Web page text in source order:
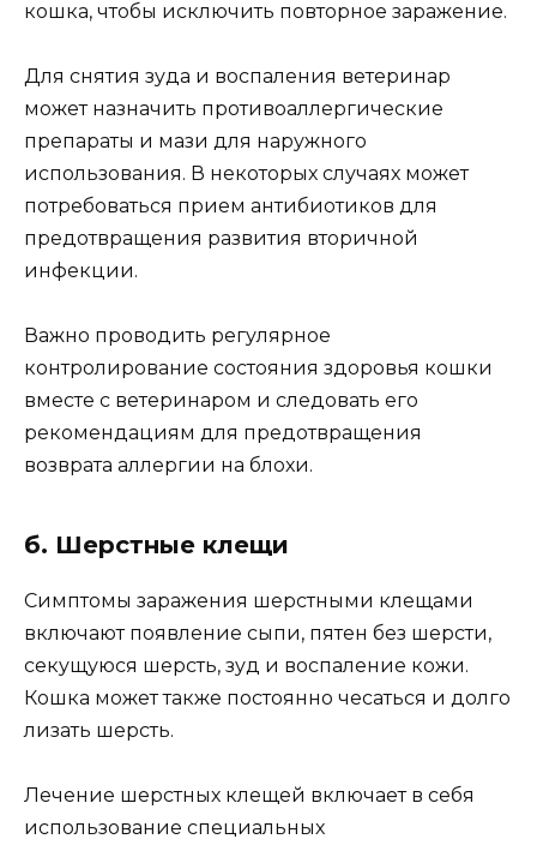
кошка, чтобы исключить повторное заражение.
Для снятия зуда и воспаления ветеринар
может назначить противоаллергические
препараты и мази для наружного
использования. В некоторых случаях может
потребоваться прием антибиотиков для
предотвращения развития вторичной
инфекции.
Важно проводить регулярное
контролирование состояния здоровья кошки
вместе с ветеринаром и следовать его
рекомендациям для предотвращения
возврата аллергии на блохи.
б. Шерстные клещи
Симптомы заражения шерстными клещами
включают появление сыпи, пятен без шерсти,
секущуюся шерсть, зуд и воспаление кожи.
Кошка может также постоянно чесаться и долго
лизать шерсть.
Лечение шерстных клещей включает в себя
использование специальных